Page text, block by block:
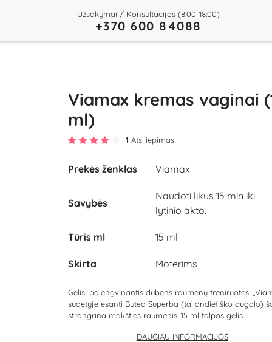
Užsakymai / Konsultacijos (8:00-18:00)
+370 600 84088
Viamax kremas vaginai
ml)
1 Atsiliepimas
Prekės ženklas Viamax
Savybės
Naudoti likus 15 min iki
lytinio akto.
Tūris ml 15 ml
Skirta Moterims
Gelis, palengvinantis dubens raumenų treniruotes.
sudėtyje esanti Butea Superba (tailandietiško augalo)
strangrina makšties raumenis. 15 ml talpos gelis...
DAUGIAU INFORMACIJOS